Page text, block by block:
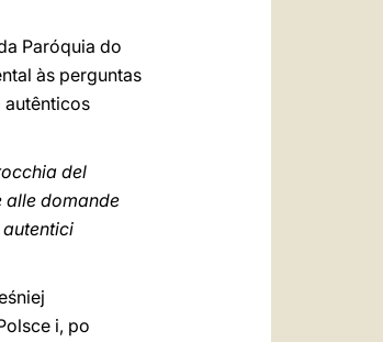
Paróquia do
às perguntas
autênticos
del
alle domande
i, po